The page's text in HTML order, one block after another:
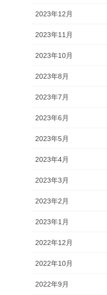
2023年12月
2023年11月
2023年10月
2023年8月
2023年7月
2023年6月
2023年5月
2023年4月
2023年3月
2023年2月
2023年1月
2022年12月
2022年10月
2022年9月